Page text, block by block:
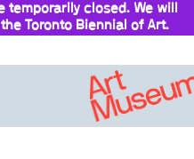
temporarily closed. We will
Toronto Biennial of Art.